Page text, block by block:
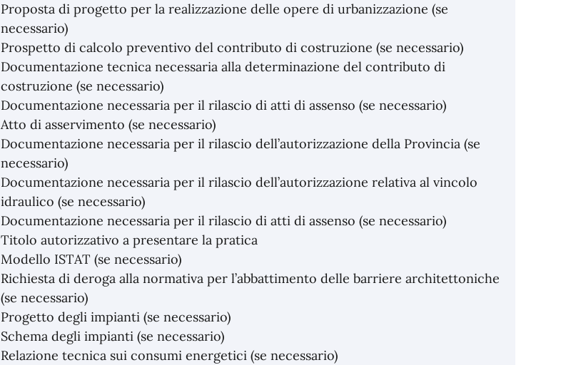
Proposta di progetto per la realizzazione delle opere di urbanizzazione (se
necessario)
Prospetto di calcolo preventivo del contributo di costruzione (se necessario)
Documentazione tecnica necessaria alla determinazione del contributo di
costruzione (se necessario)
Documentazione necessaria per il rilascio di atti di assenso (se necessario)
Atto di asservimento (se necessario)
Documentazione necessaria per il rilascio dell’autorizzazione della Provincia (se
necessario)
Documentazione necessaria per il rilascio dell’autorizzazione relativa al vincolo
idraulico (se necessario)
Documentazione necessaria per il rilascio di atti di assenso (se necessario)
Titolo autorizzativo a presentare la pratica
Modello ISTAT (se necessario)
Richiesta di deroga alla normativa per l’abbattimento delle barriere architettoniche
(se necessario)
Progetto degli impianti (se necessario)
Schema degli impianti (se necessario)
Relazione tecnica sui consumi energetici (se necessario)